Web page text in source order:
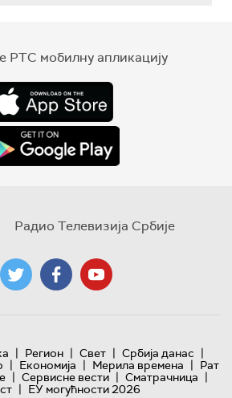
РТС мобилну апликацију
Радио Телевизија Србије
| Регион | Свет | Србија данас |
| Економија | Мерила времена | Рат
| Сервисне вести | Сматрачница |
| ЕУ могућности 2026